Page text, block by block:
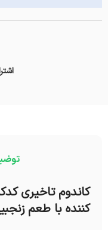
کننده با طعم